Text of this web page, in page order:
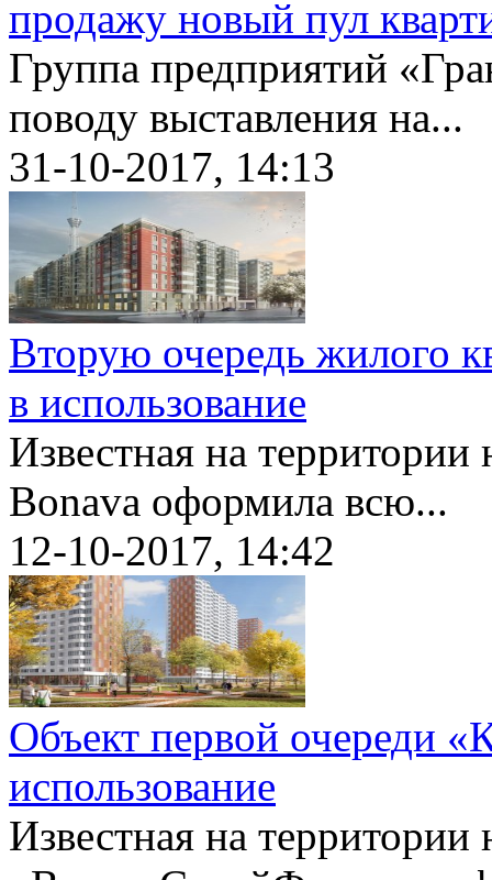
продажу новый пул
Группа предприятий
поводу выставления на...
31-10-2017, 14:13
Вторую очередь жилого
в использование
Известная на
Bonava оформила всю...
12-10-2017, 14:42
Объект первой очереди
использование
Известная на